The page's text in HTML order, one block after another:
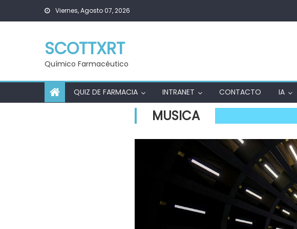
Viernes, Agosto 07, 2026
SCOTTXRT
Químico Farmacéutico
QUIZ DE FARMACIA INTRANET CONTACTO IA
MUSICA